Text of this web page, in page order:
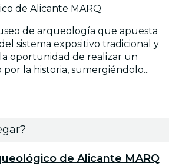
de Alicante MARQ
de arqueología que apuesta
sistema expositivo tradicional y
oportunidad de realizar un
por la historia, sumergiéndolo...
de Alicante MARQ